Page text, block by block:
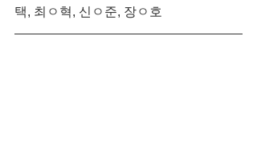
택, 최ㅇ혁, 신ㅇ준, 장ㅇ호